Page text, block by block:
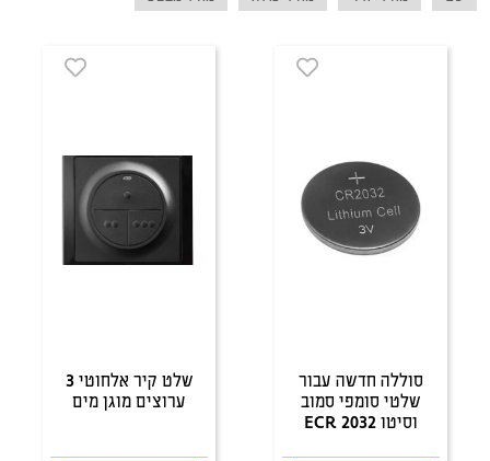
סוללה חדשה עבור
שלטי סומפי סמוב
וסיטו ECR 2032
שלט קיר אלחוטי 3
ערוצים מוגן מים